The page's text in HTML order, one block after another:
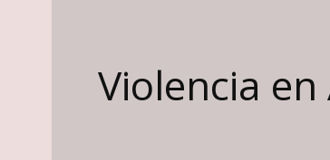
Violencia